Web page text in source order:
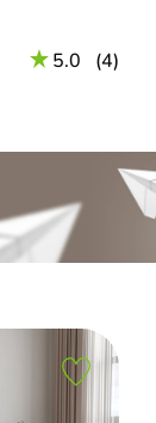
5.0 (4)